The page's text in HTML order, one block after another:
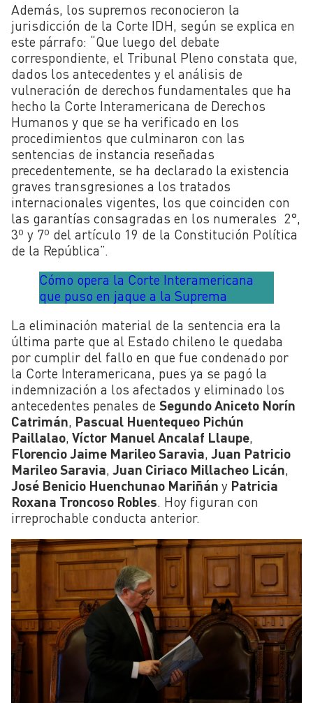
Además, los supremos reconocieron la
jurisdicción de la Corte IDH, según se explica en
este párrafo: “Que luego del debate
correspondiente, el Tribunal Pleno constata que,
dados los antecedentes y el análisis de
vulneración de derechos fundamentales que ha
hecho la Corte Interamericana de Derechos
Humanos y que se ha verificado en los
procedimientos que culminaron con las
sentencias de instancia reseñadas
precedentemente, se ha declarado la existencia
graves transgresiones a los tratados
internacionales vigentes, los que coinciden con
las garantías consagradas en los numerales 2°,
3º y 7º del artículo 19 de la Constitución Política
de la República”.
Cómo opera la Corte Interamericana
que puso en jaque a la Suprema
La eliminación material de la sentencia era la
última parte que al Estado chileno le quedaba
por cumplir del fallo en que fue condenado por
la Corte Interamericana, pues ya se pagó la
indemnización a los afectados y eliminado los
antecedentes penales de Segundo Aniceto Norín
Catrimán, Pascual Huentequeo Pichún
Paillalao, Víctor Manuel Ancalaf Llaupe,
Florencio Jaime Marileo Saravia, Juan Patricio
Marileo Saravia, Juan Ciriaco Millacheo Licán,
José Benicio Huenchunao Mariñán y Patricia
Roxana Troncoso Robles. Hoy figuran con
irreprochable conducta anterior.